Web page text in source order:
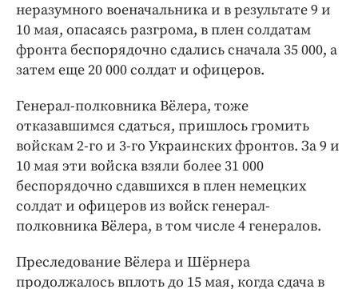
неразумного военачальника и в результате 9 и
10 мая, опасаясь разгрома, в плен солдатам
фронта беспорядочно сдались сначала 35 000, а
затем еще 20 000 солдат и офицеров.
Генерал-полковника Вёлера, тоже
отказавшимся сдаться, пришлось громить
войскам 2-го и 3-го Украинских фронтов. За 9 и
10 мая эти войска взяли более 31 000
беспорядочно сдавшихся в плен немецких
солдат и офицеров из войск генерал-
полковника Вёлера, в том числе 4 генералов.
Преследование Вёлера и Шёрнера
продолжалось вплоть до 15 мая, когда сдача в